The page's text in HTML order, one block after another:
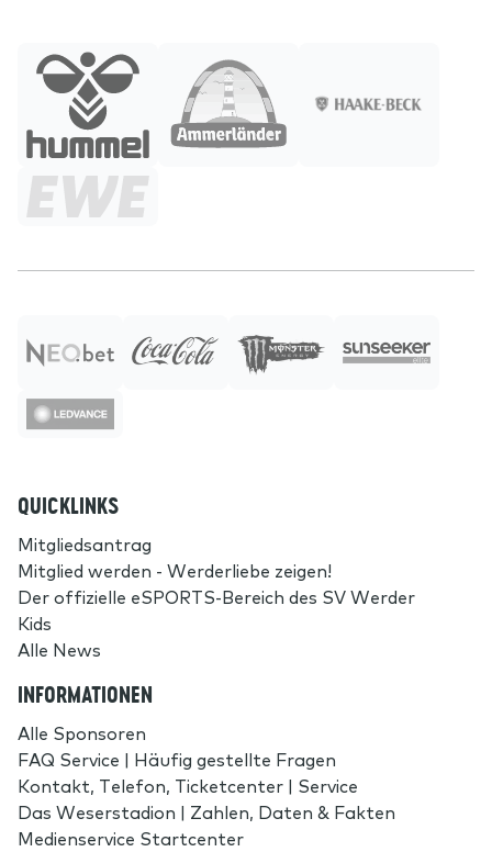
QUICKLINKS
Mitgliedsantrag
Mitglied werden - Werderliebe zeigen!
Der offizielle eSPORTS-Bereich des SV Werder
Kids
Alle News
INFORMATIONEN
Alle Sponsoren
FAQ Service | Häufig gestellte Fragen
Kontakt, Telefon, Ticketcenter | Service
Das Weserstadion | Zahlen, Daten & Fakten
Medienservice Startcenter